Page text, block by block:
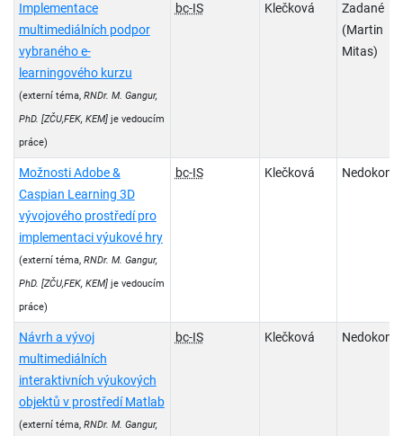
Implementace
multimediálních podpor
vybraného e-
learningového kurzu
(externí téma, RNDr. M. Gangur,
PhD. [ZČU,FEK, KEM]je vedoucím
práce)
bc-IS Klečková
Zadané
(Martin
Mitas)
Možnosti Adobe &
Caspian Learning 3D
vývojového prostředí pro
implementaci výukové hry
(externí téma, RNDr. M. Gangur,
PhD. [ZČU,FEK, KEM]je vedoucím
práce)
bc-IS Klečková
Návrh a vývoj
multimediálních
interaktivních výukových
objektů v prostředí Matlab
(externí téma, RNDr. M. Gangur,
bc-IS Klečková